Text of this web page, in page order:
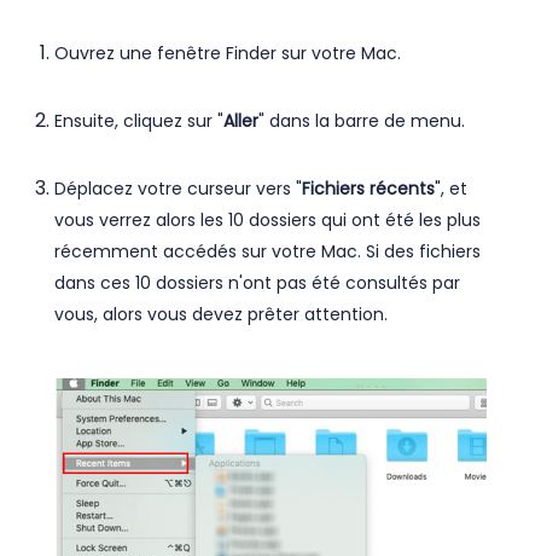
Ouvrez une fenêtre Finder sur votre Mac.
Ensuite, cliquez sur "Aller" dans la barre de menu.
Déplacez votre curseur vers "Fichiers récents", et
vous verrez alors les 10 dossiers qui ont été les plus
récemment accédés sur votre Mac. Si des fichiers
dans ces 10 dossiers n'ont pas été consultés par
vous, alors vous devez prêter attention.